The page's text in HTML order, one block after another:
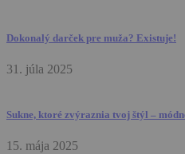
Dokonalý darček pre muža? Existuje!
31. júla 2025
Sukne, ktoré zvýraznia tvoj štýl –
15. mája 2025